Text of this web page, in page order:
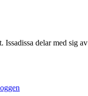
Issadissa delar med sig